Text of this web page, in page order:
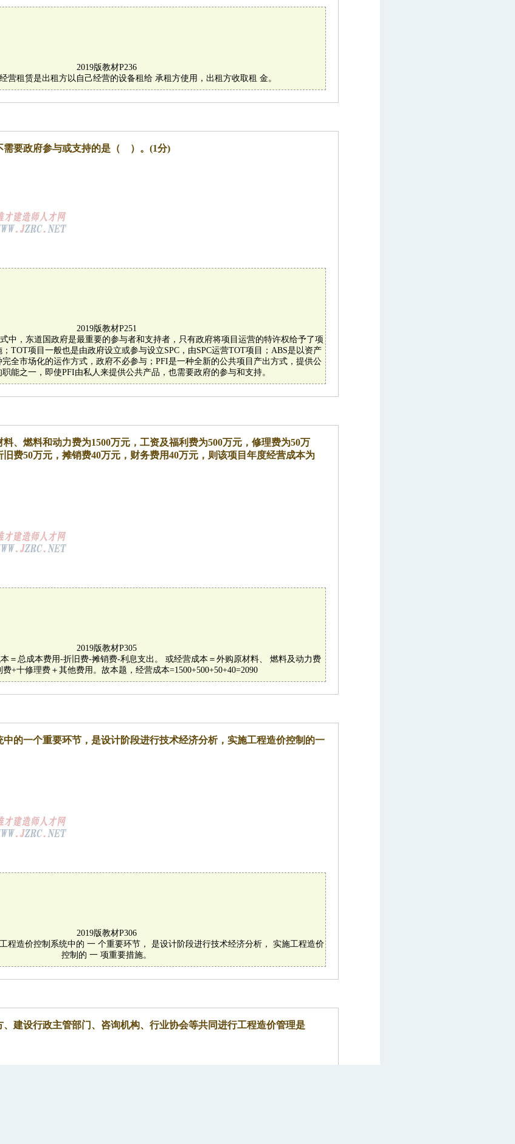
2019版教材P236
营租赁是出租方以自己经营的设备租给 承租方使用，出租方收取租 金。
需要政府参与或支持的是（ ）。(1分)
2019版教材P251
式中，东道国政府是最重要的参与者和支持者，只有政府将项目运营的特许权给予了项
TOT项目一般也是由政府设立或参与设立SPC，由SPC运营TOT项目；ABS是以资产
全市场化的运作方式，政府不必参与；PFI是一种全新的公共项目产出方式，提供公
能之一，即使PFI由私人来提供公共产品，也需要政府的参与和支持。
、燃料和动力费为1500万元，工资及福利费为500万元，修理费为50万
费50万元，摊销费40万元，财务费用40万元，则该项目年度经营成本为
2019版教材P305
本＝总成本费用-折旧费-摊销费-利息支出。 或经营成本＝外购原材料、 燃料及动力费
+十修理费＋其他费用。故本题，经营成本=1500+500+50+40=2090
的一个重要环节，是设计阶段进行技术经济分析，实施工程造价控制的一
2019版教材P306
程造价控制系统中的 一 个重要环节， 是设计阶段进行技术经济分析， 实施工程造价
控制的 一 项重要措施。
建设行政主管部门、咨询机构、行业协会等共同进行工程造价管理是